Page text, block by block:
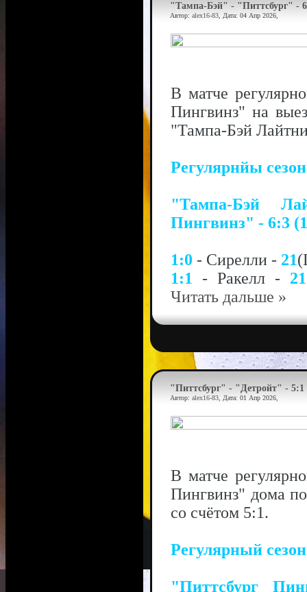
"Тампа-Бэй" - "Питтсбург" -
Автор: alex16-83, Дата: 04 Апр 2026,
В матче
Пингвинз" на
"Тампа-Бэй
Регулярнйы
"Тампа-Бэй
Пингвинз" - 6:3
1:0 - Сирелли - 21
1:1 - Ракелл - 21
Читать дальше »
"Питтсбург" - "Детройт" - 5:1
Автор: alex16-83, Дата: 01 Апр 2026,
В матче
Пингвинз" дома
со счётом 5:1.
Регулярный
"Питтсбург